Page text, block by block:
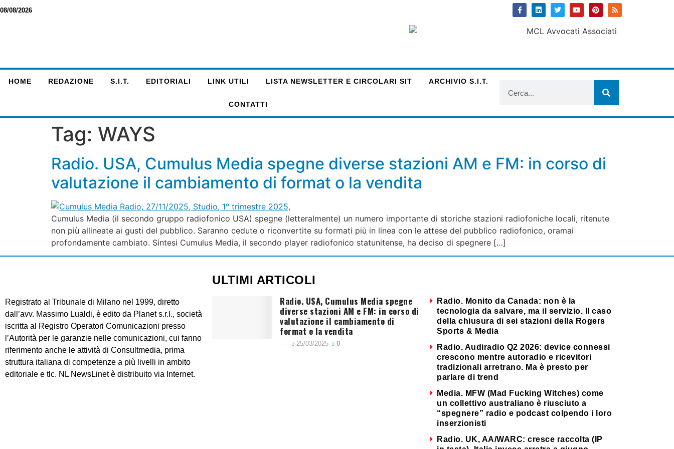
08/08/2026
HOME REDAZIONE S.I.T. EDITORIALI LINK UTILI LISTA NEWSLETTER E CIRCOLARI SIT ARCHIVIO S.I.T.
CONTATTI
Tag: WAYS
Radio. USA, Cumulus Media spegne diverse stazioni AM e FM: in corso di
valutazione il cambiamento di format o la vendita
Cumulus Media (il secondo gruppo radiofonico USA) spegne (letteralmente) un numero importante di storiche stazioni radiofoniche locali, ritenute
non più allineate ai gusti del pubblico. Saranno cedute o riconvertite su formati più in linea con le attese del pubblico radiofonico, oramai
profondamente cambiato. Sintesi Cumulus Media, il secondo player radiofonico statunitense, ha deciso di spegnere […]
Registrato al Tribunale di Milano nel 1999, diretto
dall’avv. Massimo Lualdi, è edito da Planet s.r.l., società
iscritta al Registro Operatori Comunicazioni presso
l’Autorità per le garanzie nelle comunicazioni, cui fanno
riferimento anche le attività di Consultmedia, prima
struttura italiana di competenze a più livelli in ambito
editoriale e tlc. NL NewsLinet è distribuito via Internet.
ULTIMI ARTICOLI
Radio. USA, Cumulus Media spegne
diverse stazioni AM e FM: in corso di
valutazione il cambiamento di
format o la vendita
25/03/2025 0
Radio. Monito da Canada: non è la
tecnologia da salvare, ma il servizio. Il caso
della chiusura di sei stazioni della Rogers
Sports & Media
Radio. Audiradio Q2 2026: device connessi
crescono mentre autoradio e ricevitori
tradizionali arretrano. Ma è presto per
parlare di trend
Media. MFW (Mad Fucking Witches) come
un collettivo australiano è riusciuto a
“spegnere” radio e podcast colpendo i loro
inserzionisti
Radio. UK, AA/WARC: cresce raccolta (IP